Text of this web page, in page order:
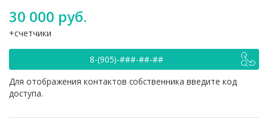
30 000 руб.
счетчики
8-(905)-###-##-##
Для отображения контактов собственника введите код
доступа.